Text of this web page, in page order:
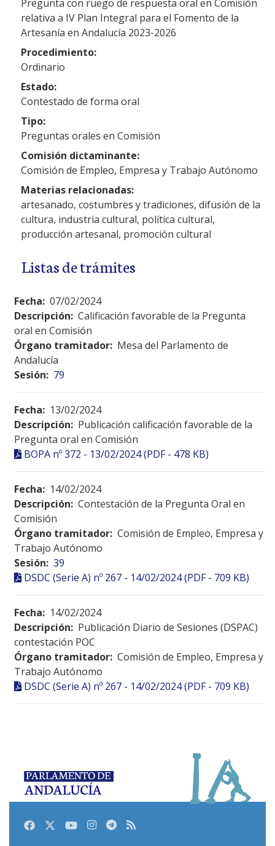
Pregunta con ruego de respuesta oral en Comisión
relativa a IV Plan Integral para el Fomento de la
Artesanía en Andalucía 2023-2026
Procedimiento:
Ordinario
Estado:
Contestado de forma oral
Tipo:
Preguntas orales en Comisión
Comisión dictaminante:
Comisión de Empleo, Empresa y Trabajo Autónomo
Materias relacionadas:
artesanado, costumbres y tradiciones, difusión de la
cultura, industria cultural, política cultural,
producción artesanal, promoción cultural
Listas de trámites
Fecha: 07/02/2024
Descripción: Calificación favorable de la Pregunta
oral en Comisión
Órgano tramitador: Mesa del Parlamento de
Andalucía
Sesión: 79
Fecha: 13/02/2024
Descripción: Publicación calificación favorable de la
Pregunta oral en Comisión
BOPA nº 372 - 13/02/2024 (PDF - 478 KB)
Fecha: 14/02/2024
Descripción: Contestación de la Pregunta Oral en
Comisión
Órgano tramitador: Comisión de Empleo, Empresa y
Trabajo Autónomo
Sesión: 39
DSDC (Serie A) nº 267 - 14/02/2024 (PDF - 709 KB)
Fecha: 14/02/2024
Descripción: Publicación Diario de Sesiones (DSPAC)
contestación POC
Órgano tramitador: Comisión de Empleo, Empresa y
Trabajo Autónomo
DSDC (Serie A) nº 267 - 14/02/2024 (PDF - 709 KB)
FacebookTwitterYoutubeInstagram
Telegram
RSS